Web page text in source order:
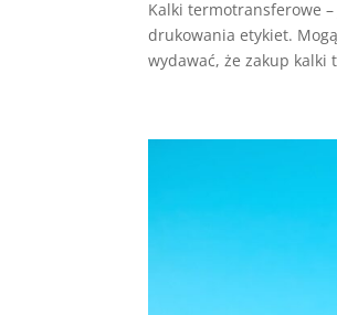
Kalki termotransferowe
drukowania etykiet.
wydawać, że zakup